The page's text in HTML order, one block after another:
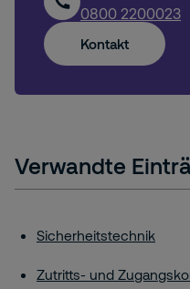
0800 2200023
Kontakt
Verwandte
Sicherheitstechnik
Zutritts- und